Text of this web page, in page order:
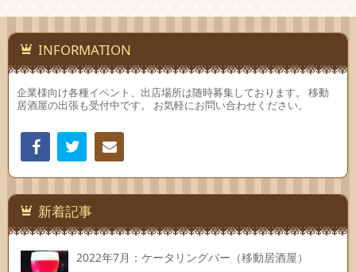
INFORMATION
企業様向け各種イベント、出店場所は随時募集しております。 移動
居酒屋の出張も受付中です。 お気軽にお問い合わせください。
Facebook
連絡
新着記事
2022年7月：ケータリングバー（移動居酒屋）